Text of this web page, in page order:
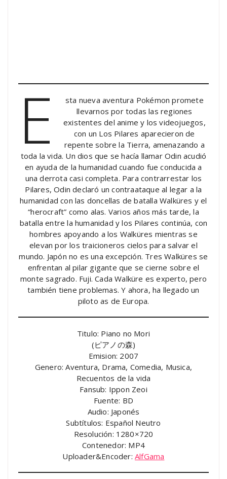
E
sta nueva aventura Pokémon promete
llevarnos por todas las regiones
existentes del anime y los videojuegos,
con un Los Pilares aparecieron de
repente sobre la Tierra, amenazando a
toda la vida. Un dios que se hacía llamar Odin acudió
en ayuda de la humanidad cuando fue conducida a
una derrota casi completa. Para contrarrestar los
Pilares, Odin declaró un contraataque al legar a la
humanidad con las doncellas de batalla Walküres y el
“herocraft” como alas. Varios años más tarde, la
batalla entre la humanidad y los Pilares continúa, con
hombres apoyando a los Walküres mientras se
elevan por los traicioneros cielos para salvar el
mundo. Japón no es una excepción. Tres Walküres se
enfrentan al pilar gigante que se cierne sobre el
monte sagrado. Fuji. Cada Walküre es experto, pero
también tiene problemas. Y ahora, ha llegado un
piloto as de Europa.
Titulo: Piano no Mori
(ピアノの森)
Emision: 2007
Genero: Aventura, Drama, Comedia, Musica,
Recuentos de la vida
Fansub: Ippon Zeoi
Fuente: BD
Audio: Japonés
Subtítulos: Español Neutro
Resolución: 1280×720
Contenedor: MP4
Uploader&Encoder:AlfGama